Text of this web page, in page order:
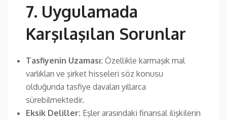
7. Uygulamada
Karşılaşılan Sorunlar
Tasfiyenin Uzaması: Özellikle karmaşık mal
varlıkları ve şirket hisseleri söz konusu
olduğunda tasfiye davaları yıllarca
sürebilmektedir.
Eksik Deliller: Eşler arasındaki finansal ilişkilerin